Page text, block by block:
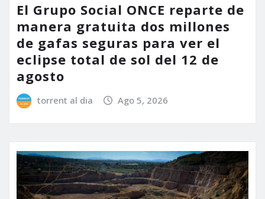
El Grupo Social ONCE reparte de
manera gratuita dos millones
de gafas seguras para ver el
eclipse total de sol del 12 de
agosto
torrent al dia Ago 5, 2026